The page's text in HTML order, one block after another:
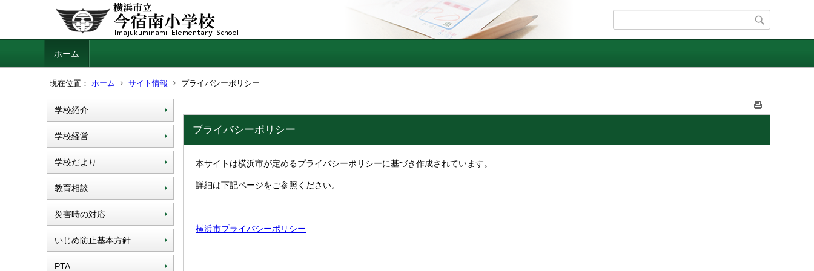
ホーム
現在位置： ホーム サイト情報 プライバシーポリシー
学校紹介
学校経営
学校だより
教育相談
災害時の対応
いじめ防止基本方針
PTA
プライバシーポリシー
本サイトは横浜市が定めるプライバシーポリシーに基づき作成されています。
詳細は下記ページをご参照ください。
横浜市プライバシーポリシー